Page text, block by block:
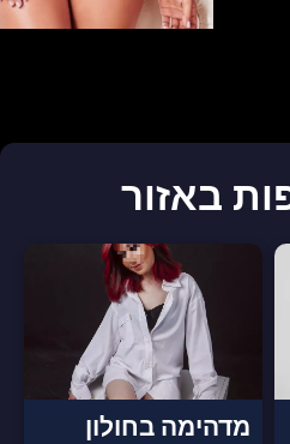
באזור
מדהימה בחולון